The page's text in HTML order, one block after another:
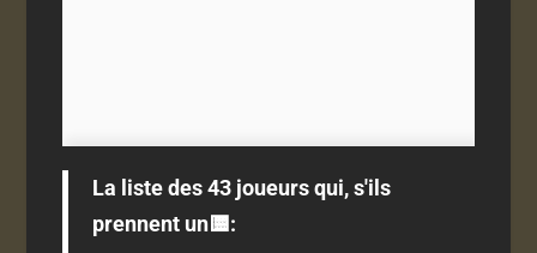
La liste des 43 joueurs qui, s'ils
prennent un🟨: